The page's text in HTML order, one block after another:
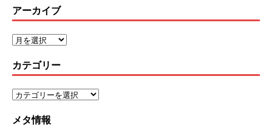
アーカイブ
カテゴリー
メタ情報